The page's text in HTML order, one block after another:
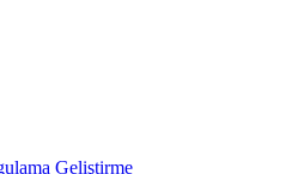
Geliştirme